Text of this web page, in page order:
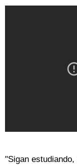
"Sigan